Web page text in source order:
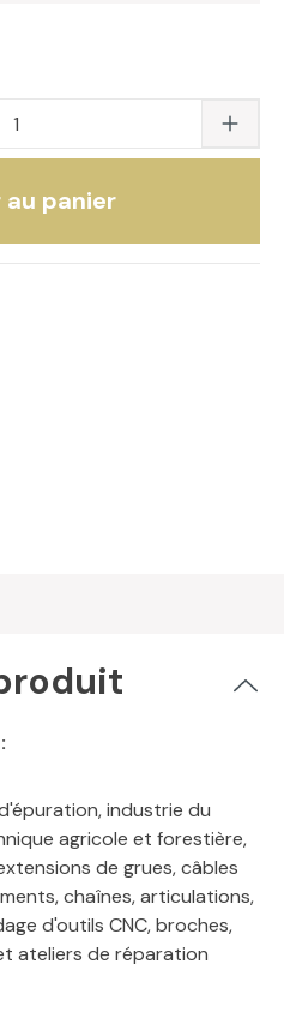
: saisissez la valeur
panier
industrie du
agricole et forestière,
de grues, câbles
chaînes, articulations,
d'outils CNC, broches,
ateliers de réparation